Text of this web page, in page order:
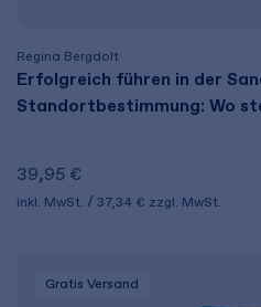
Regina Bergdolt
Erfolgreich führen in der
Standortbestimmung: Wo
39,95 €
inkl. MwSt. 37,34 € zzgl. MwSt.
Gratis Versand